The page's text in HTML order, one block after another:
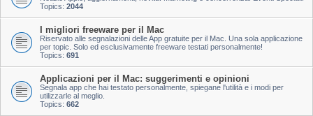
Topics: 2044
I migliori freeware per il Mac
Riservato alle segnalazioni delle App gratuite per il Mac. Una sola applicazione
per topic. Solo ed esclusivamente freeware testati personalmente!
Topics: 691
Applicazioni per il Mac: suggerimenti e opinioni
Segnala app che hai testato personalmente, spiegane l'utilità e i modi per
utilizzarle al meglio.
Topics: 662